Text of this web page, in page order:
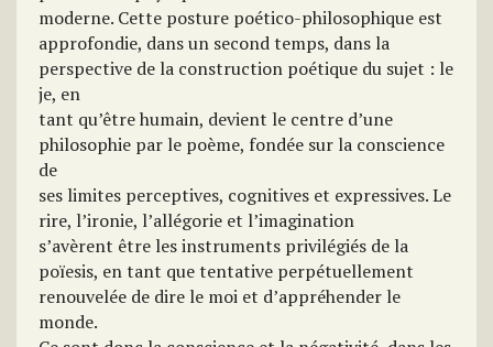
moderne. Cette posture poético-philosophique est
approfondie, dans un second temps, dans la
perspective de la construction poétique du sujet : le
je, en
tant qu’être humain, devient le centre d’une
philosophie par le poème, fondée sur la conscience
de
ses limites perceptives, cognitives et expressives. Le
rire, l’ironie, l’allégorie et l’imagination
s’avèrent être les instruments privilégiés de la
poïesis, en tant que tentative perpétuellement
renouvelée de dire le moi et d’appréhender le
monde.